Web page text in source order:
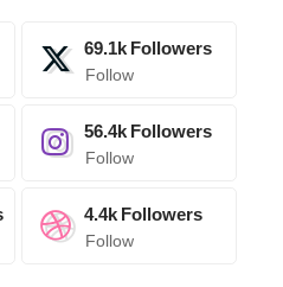
69.1k Followers
Follow
56.4k Followers
Follow
4.4k Followers
Follow